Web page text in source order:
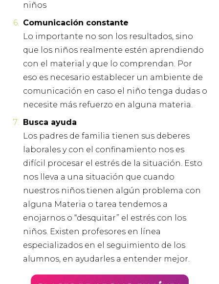
niños
Comunicación constante
Lo importante no son los resultados, sino
que los niños realmente estén aprendiendo
con el material y que lo comprendan. Por
eso es necesario establecer un ambiente de
comunicación en caso el niño tenga dudas o
necesite más refuerzo en alguna materia.
Busca ayuda
Los padres de familia tienen sus deberes
laborales y con el confinamiento nos es
difícil procesar el estrés de la situación. Esto
nos lleva a una situación que cuando
nuestros niños tienen algún problema con
alguna Materia o tarea tendemos a
enojarnos o “desquitar” el estrés con los
niños. Existen profesores en línea
especializados en el seguimiento de los
alumnos, en ayudarles a entender mejor.